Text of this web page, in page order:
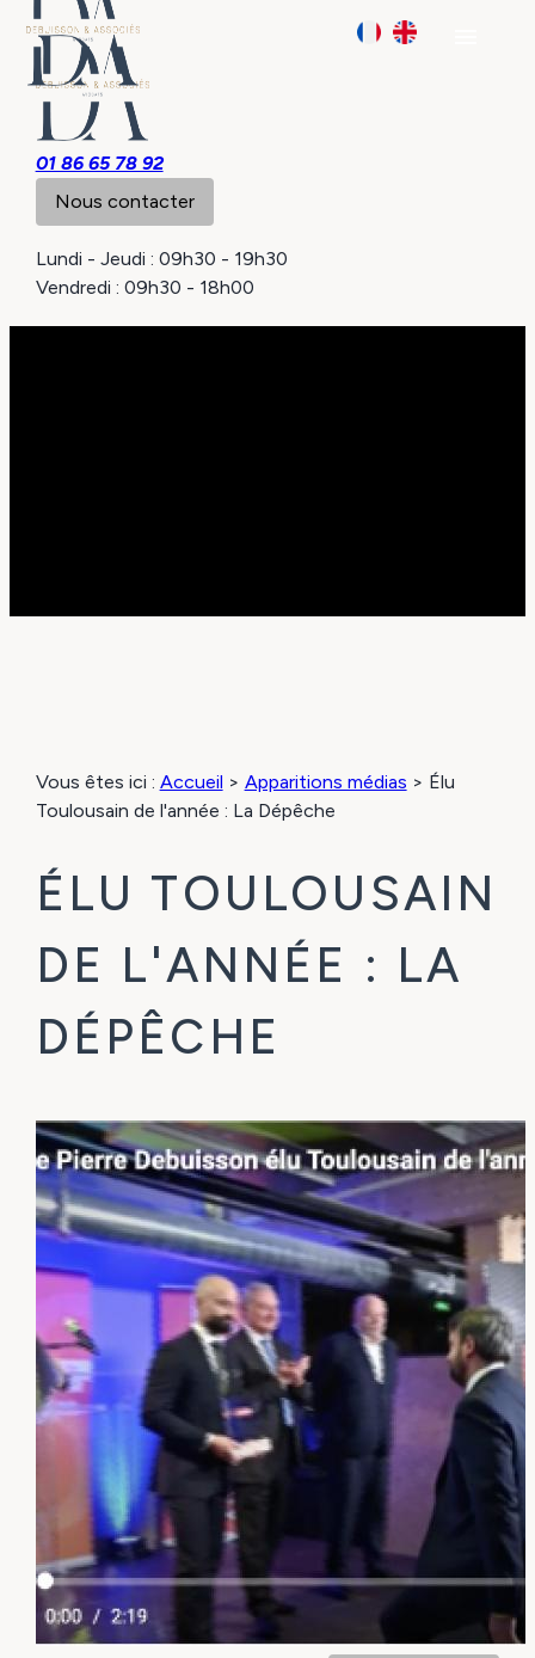
01 86 65 78 92
Nous contacter
Lundi - Jeudi : 09h30 - 19h30
Vendredi : 09h30 - 18h00
Vous êtes ici : Accueil > Apparitions médias > Élu
Toulousain de l'année : La Dépêche
ÉLU TOULOUSAIN
DE L'ANNÉE : LA
DÉPÊCHE
Panneau de gestion des cookies